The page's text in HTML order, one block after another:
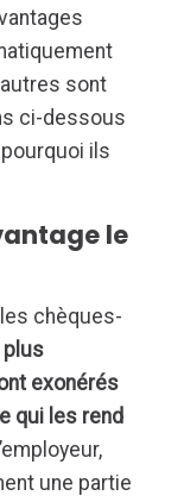
sont
ci-dessous
ils
le
chèques-
plus
exonérés
qui les rend
une partie